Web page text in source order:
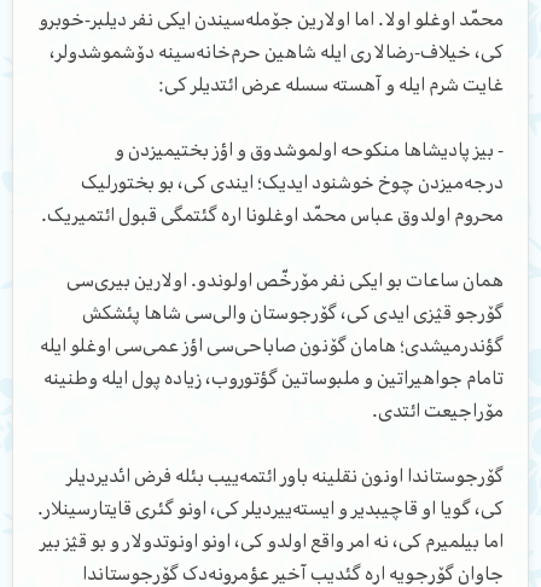
محمّد اوغلو اولا. اما اولارین ج‍ۆمله‌سیندن ایکی نفر دیلبر-خوبرو
کی، خیلاف-رضالاری ایله شاهین حرم‌خانه‌سینه دۆشموشدولر،
غایت شرم ایله و آهسته سسله عرض ائتدیلر کی:
- بیز پادیشاها منکوحه اولموشدوق و اؤز بختیمیزدن و
درجه‌میزدن چوخ خوشنود ایدیک؛ ایندی کی، بو بختورلیک
محروم اولدوق عباس محمّد اوغلونا اره گئتمگی قبول ائتمیریک.
همان ساعات بو ایکی نفر مۆرخّص اولوندو. اولارین بیری‌سی
گۆرجو قؽزی ایدی کی، گۆرجوستان والی‌سی شاها پئشکش
گؤندرمیشدی؛ هامان گۆنون صاباحی‌سی اؤز عمی‌سی اوغلو ایله
تامام جواهیراتین و ملبوساتین گؤتوروب، زیاده پول ایله وطنینه
مۆراجیعت ائتدی.
گۆرجوستاندا اونون نقلینه باور ائتمه‌ییب بئله فرض ائدیردیلر
کی، گویا او قاچیبدیر و ایسته‌ییردیلر کی، اونو گئری قایتارسینلار.
اما بیلمیرم کی، نه امر واقع اولدو کی، اونو اونوتدولار و بو قؽز بیر
جاوان گۆرجویه اره گئدیب آخیر عؤمرونه‌دک گۆرجوستاندا